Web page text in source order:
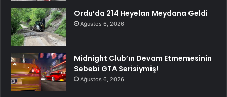
Ordu’da 214 Heyelan Meydana Geldi
Ağustos 6, 2026
Midnight Club’ın Devam Etmemesinin
Sebebi GTA Serisiymiş!
Ağustos 6, 2026